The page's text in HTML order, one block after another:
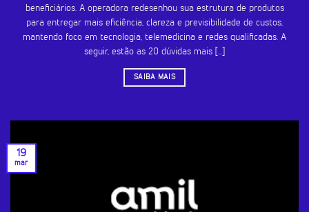
beneficiários. A operadora redesenhou sua estrutura de produtos
para entregar mais eficiência, clareza e previsibilidade de custos,
mantendo foco em tecnologia, telemedicina e redes qualificadas. A
seguir, estão as 20 dúvidas mais [...]
SAIBA MAIS
19
mar